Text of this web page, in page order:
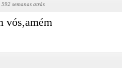
592 semanas atrás
vós,amém